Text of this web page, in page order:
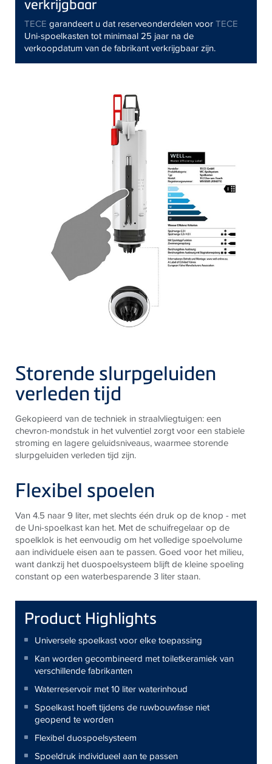
TECE garandeert u dat reserveonderdelen voorTECE
Uni-spoelkasten tot minimaal 25 jaar na de
verkoopdatum van de fabrikant verkrijgbaar zijn.
Storende slurpgeluiden
verleden tijd
Gekopieerd van de techniek in straalvliegtuigen: een
chevron-mondstuk in het vulventiel zorgt voor een stabiele
stroming en lagere geluidsniveaus, waarmee storende
slurpgeluiden verleden tijd zijn.
Flexibel spoelen
Van 4.5 naar 9 liter, met slechtséén druk op de knop - met
de Uni-spoelkast kan het. Met de schuifregelaar op de
spoelklok is het eenvoudig om het volledige spoelvolume
aan individuele eisen aan te passen. Goed voor het milieu,
want dankzij het duospoelsysteem blijft de kleine spoeling
constant op een waterbesparende 3 liter staan.
Product Highlights
Universele spoelkast voor elke toepassing
Kan worden gecombineerd met toiletkeramiek van
verschillende fabrikanten
Waterreservoir met 10 liter waterinhoud
Spoelkast hoeft tijdens de ruwbouwfase niet
geopend te worden
Flexibel duospoelsysteem
Spoeldruk individueel aan te passen